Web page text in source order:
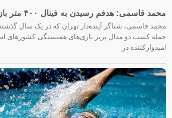
محمد قاسمی: هدفم رسیدن به فینال ۴۰۰ متر بازی‌های آسیایی ناگویاست
محمد قاسمی، شناگر آینده‌دار تهران که در یک سال گذشته با
جمله کسب دو مدال برنز بازی‌های همبستگی کشورهای
امیدوارکننده در